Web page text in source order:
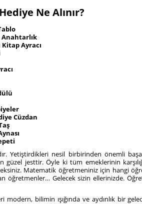
Ne Alınır?
Anahtarlık
Ayracı
Cüzdan
Yetiştirdikleri nesil birbirinden önemli
jesttir. Öyle ki tüm emeklerinin
Matematik öğretmeniniz için hangi
öğretmenler… Gelecek sizin ellerinizde.
modern, bilimin ışığında ve aydınlık bir